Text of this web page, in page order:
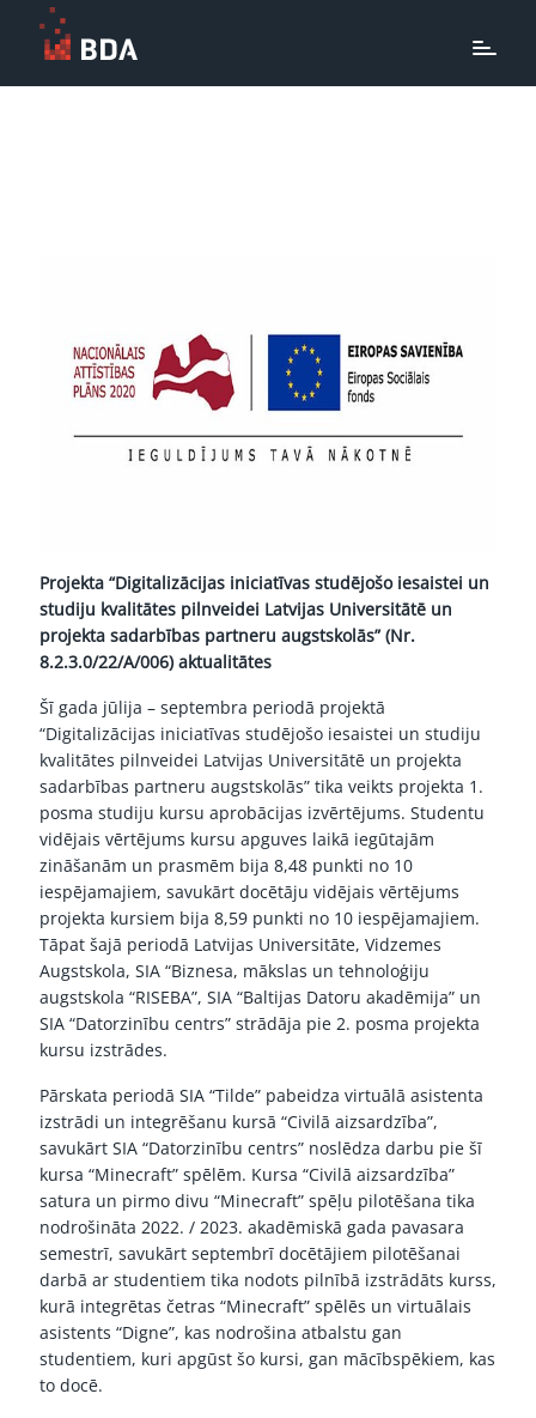
Projekta “Digitalizācijas iniciatīvas studējošo iesaistei un
studiju kvalitātes pilnveidei Latvijas Universitātē un
projekta sadarbības partneru augstskolās” (Nr.
8.2.3.0/22/A/006) aktualitātes
Šī gada jūlija – septembra periodā projektā
“Digitalizācijas iniciatīvas studējošo iesaistei un studiju
kvalitātes pilnveidei Latvijas Universitātē un projekta
sadarbības partneru augstskolās” tika veikts projekta 1.
posma studiju kursu aprobācijas izvērtējums. Studentu
vidējais vērtējums kursu apguves laikā iegūtajām
zināšanām un prasmēm bija 8,48 punkti no 10
iespējamajiem, savukārt docētāju vidējais vērtējums
projekta kursiem bija 8,59 punkti no 10 iespējamajiem.
Tāpat šajā periodā Latvijas Universitāte, Vidzemes
Augstskola, SIA “Biznesa, mākslas un tehnoloģiju
augstskola “RISEBA”, SIA “Baltijas Datoru akadēmija” un
SIA “Datorzinību centrs” strādāja pie 2. posma projekta
kursu izstrādes.
Pārskata periodā SIA “Tilde” pabeidza virtuālā asistenta
izstrādi un integrēšanu kursā “Civilā aizsardzība”,
savukārt SIA “Datorzinību centrs” noslēdza darbu pie šī
kursa “Minecraft” spēlēm. Kursa “Civilā aizsardzība”
satura un pirmo divu “Minecraft” spēļu pilotēšana tika
nodrošināta 2022. / 2023. akadēmiskā gada pavasara
semestrī, savukārt septembrī docētājiem pilotēšanai
darbā ar studentiem tika nodots pilnībā izstrādāts kurss,
kurā integrētas četras “Minecraft” spēlēs un virtuālais
asistents “Digne”, kas nodrošina atbalstu gan
studentiem, kuri apgūst šo kursi, gan mācībspēkiem, kas
to docē.